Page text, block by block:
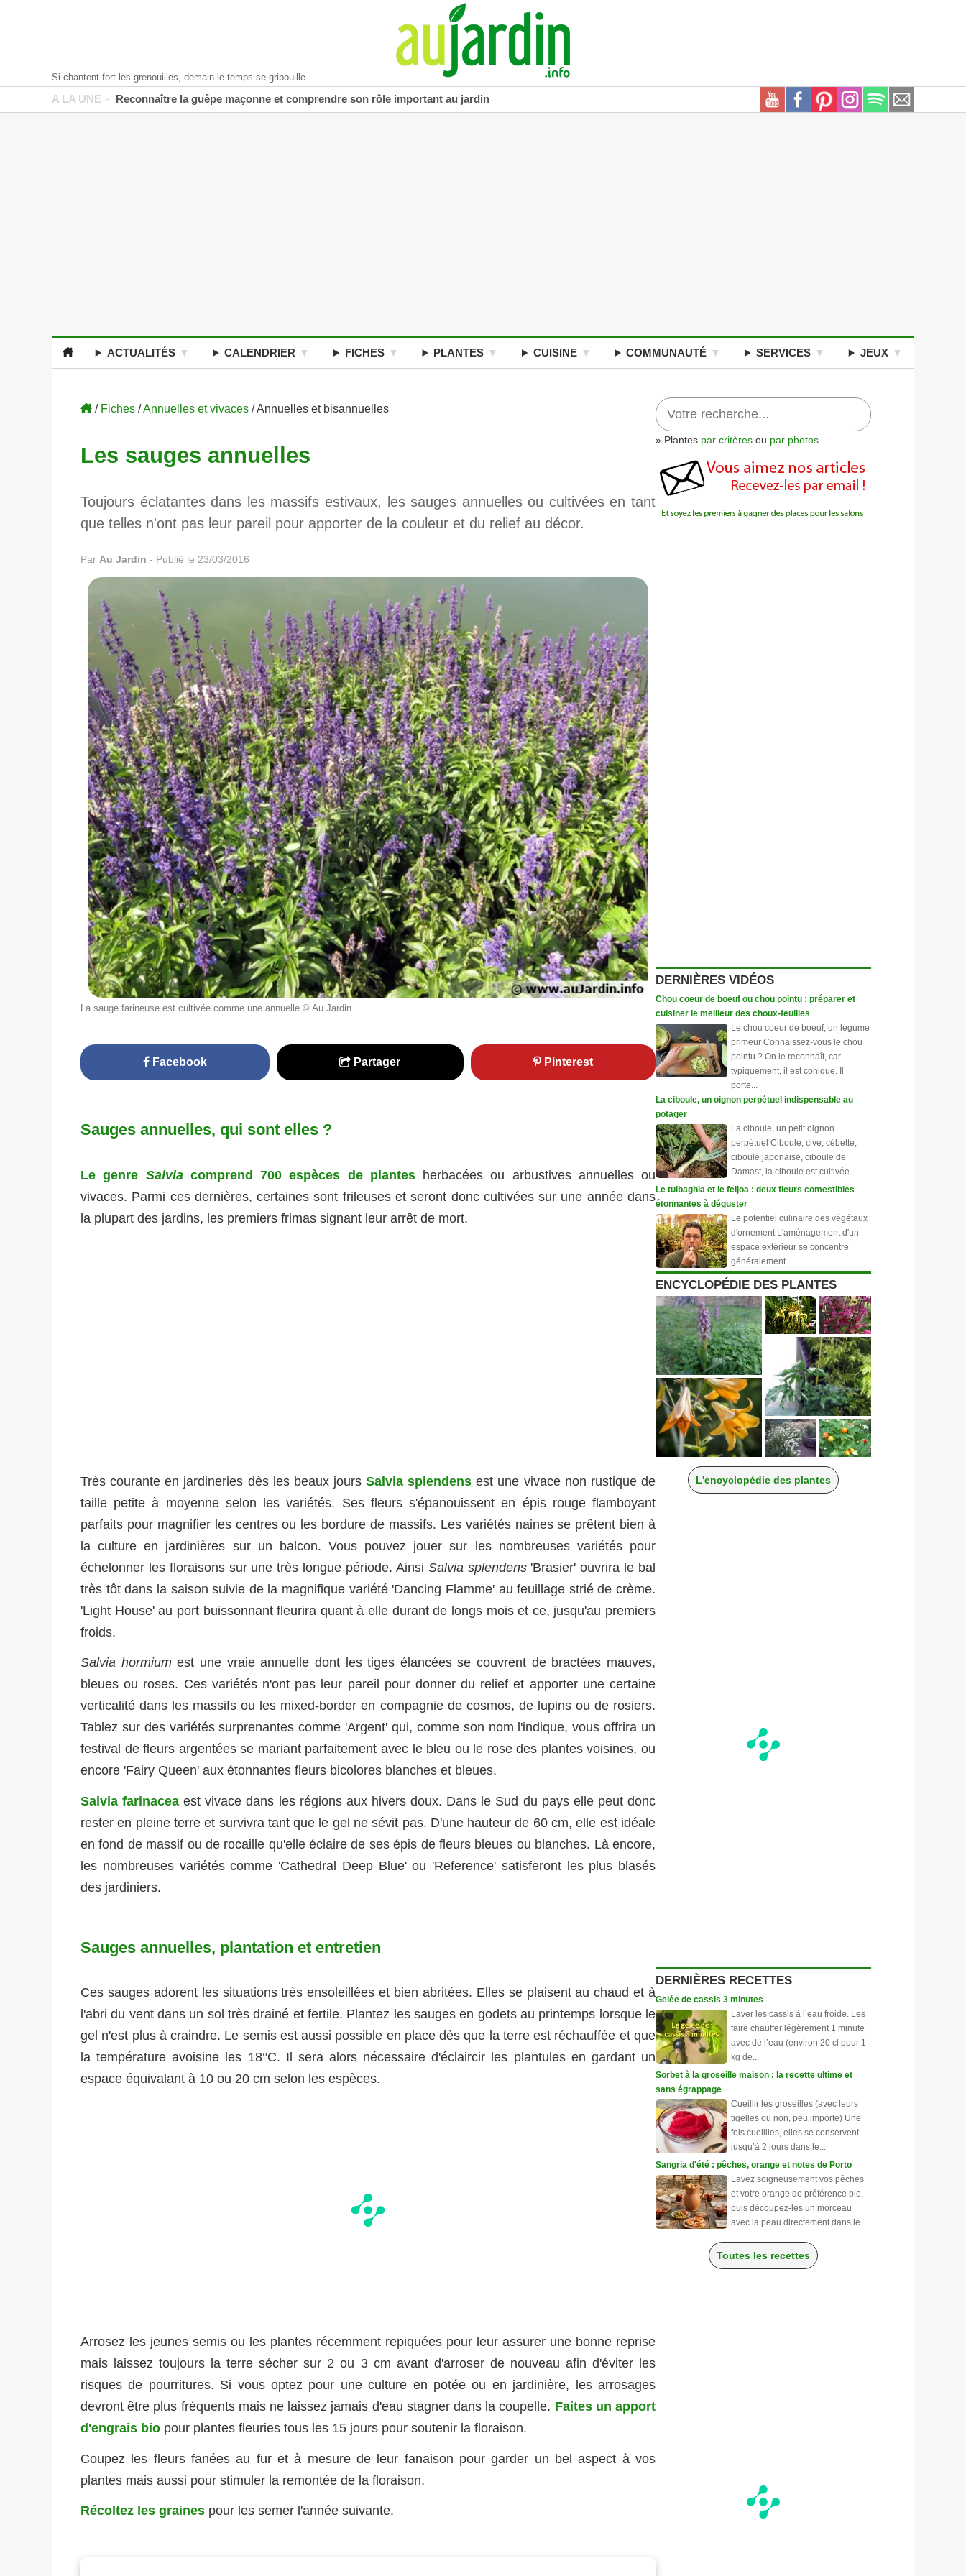
Si chantent fort les grenouilles, demain le temps se gribouille.
A LA UNE » Reconnaître la guêpe maçonne et comprendre son rôle important au jardin
ACTUALITÉS CALENDRIER FICHES PLANTES CUISINE COMMUNAUTÉ SERVICES JEUX
/ Fiches /Annuelles et vivaces / Annuelles et bisannuelles
Les sauges annuelles
Toujours éclatantes dans les massifs estivaux, les sauges annuelles ou cultivées en tant
que telles n'ont pas leur pareil pour apporter de la couleur et du relief au décor.
Par Au Jardin - Publié le 23/03/2016
La sauge farineuse est cultivée comme une annuelle © Au Jardin
Facebook Partager Pinterest
Sauges annuelles, qui sont elles ?
Le genre Salviacomprend 700 espèces de plantesherbacées ou arbustives annuelles ou
vivaces. Parmi ces dernières, certaines sont frileuses et seront donc cultivées sur une année dans
la plupart des jardins, les premiers frimas signant leur arrêt de mort.
Très courante en jardineries dès les beaux joursSalvia splendens est une vivace non rustique de
taille petite à moyenne selon les variétés. Ses fleurs s'épanouissent en épis rouge flamboyant
parfaits pour magnifier les centres ou les bordure de massifs. Les variétés naines se prêtent bien à
la culture en jardinières sur un balcon. Vous pouvez jouer sur les nombreuses variétés pour
échelonner les floraisons sur une très longue période. Ainsi Salvia splendens'Brasier' ouvrira le bal
très tôt dans la saison suivie de la magnifique variété 'Dancing Flamme' au feuillage strié de crème.
'Light House' au port buissonnant fleurira quant à elle durant de longs mois et ce, jusqu'au premiers
froids.
Salvia hormiumest une vraie annuelle dont les tiges élancées se couvrent de bractées mauves,
bleues ou roses. Ces variétés n'ont pas leur pareil pour donner du relief et apporter une certaine
verticalité dans les massifs ou les mixed-border en compagnie de cosmos, de lupins ou de rosiers.
Tablez sur des variétés surprenantes comme 'Argent' qui, comme son nom l'indique, vous offrira un
festival de fleurs argentées se mariant parfaitement avec le bleu ou le rose des plantes voisines, ou
encore 'Fairy Queen' aux étonnantes fleurs bicolores blanches et bleues.
Salvia farinacea est vivace dans les régions aux hivers doux. Dans le Sud du pays elle peut donc
rester en pleine terre et survivra tant que le gel ne sévit pas. D'une hauteur de 60 cm, elle est idéale
en fond de massif ou de rocaille qu'elle éclaire de ses épis de fleurs bleues ou blanches. Là encore,
les nombreuses variétés comme 'Cathedral Deep Blue' ou 'Reference' satisferont les plus blasés
des jardiniers.
Sauges annuelles, plantation et entretien
Ces sauges adorent les situations très ensoleillées et bien abritées. Elles se plaisent au chaud et à
l'abri du vent dans un sol très drainé et fertile. Plantez les sauges en godets au printemps lorsque le
gel n'est plus à craindre. Le semis est aussi possible en place dès que la terre est réchauffée et que
la température avoisine les 18°C. Il sera alors nécessaire d'éclaircir les plantules en gardant un
espace équivalant à 10 ou 20 cm selon les espèces.
Arrosez les jeunes semis ou les plantes récemment repiquées pour leur assurer une bonne reprise
mais laissez toujours la terre sécher sur 2 ou 3 cm avant d'arroser de nouveau afin d'éviter les
risques de pourritures. Si vous optez pour une culture en potée ou en jardinière, les arrosages
devront être plus fréquents mais ne laissez jamais d'eau stagner dans la coupelle. Faites un apport
d'engrais bio pour plantes fleuries tous les 15 jours pour soutenir la floraison.
Coupez les fleurs fanées au fur et à mesure de leur fanaison pour garder un bel aspect à vos
plantes mais aussi pour stimuler la remontée de la floraison.
Récoltez les graines pour les semer l'année suivante.
» Plantes par critères ou par photos
DERNIÈRES VIDÉOS
Chou coeur de boeuf ou chou pointu : préparer et
cuisiner le meilleur des choux-feuilles
Le chou coeur de boeuf, un légume
primeur Connaissez-vous le chou
pointu ? On le reconnaît, car
typiquement, il est conique. Il
porte...
La ciboule, un oignon perpétuel indispensable au
potager
La ciboule, un petit oignon
perpétuel Ciboule, cive, cébette,
ciboule japonaise, ciboule de
Damast, la ciboule est cultivée...
Le tulbaghia et le feijoa : deux fleurs comestibles
étonnantes à déguster
Le potentiel culinaire des végétaux
d'ornement L'aménagement d'un
espace extérieur se concentre
généralement...
ENCYCLOPÉDIE DES PLANTES
L'encyclopédie des plantes
DERNIÈRES RECETTES
Gelée de cassis 3 minutes
Laver les cassis à l’eau froide. Les
faire chauffer légèrement 1 minute
avec de l’eau (environ 20 cl pour 1
kg de...
Sorbet à la groseille maison : la recette ultime et
sans égrappage
Cueillir les groseilles (avec leurs
tigelles ou non, peu importe) Une
fois cueillies, elles se conservent
jusqu’à 2 jours dans le...
Sangria d'été : pêches, orange et notes de Porto
Lavez soigneusement vos pêches
et votre orange de préférence bio,
puis découpez-les un morceau
avec la peau directement dans le...
Toutes les recettes